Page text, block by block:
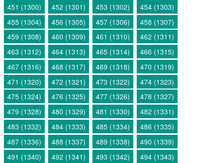
451 (1300)
452 (1301) 453 (1302)
454 (1303)
455 (1304)
456 (1305) 457 (1306)
458 (1307)
459 (1308)
460 (1309) 461 (1310)
462 (1311)
463 (1312)
464 (1313) 465 (1314)
466 (1315)
467 (1316)
468 (1317) 469 (1318)
470 (1319)
471 (1320)
472 (1321) 473 (1322)
474 (1323)
475 (1324)
476 (1325) 477 (1326)
478 (1327)
479 (1328)
480 (1329) 481 (1330)
482 (1331)
483 (1332)
484 (1333) 485 (1334)
486 (1335)
487 (1336)
488 (1337) 489 (1338)
490 (1339)
491 (1340)
492 (1341) 493 (1342)
494 (1343)